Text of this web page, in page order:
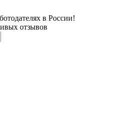
в России!
отзывов